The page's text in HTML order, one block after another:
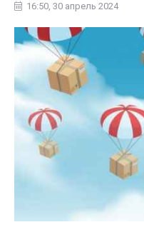
16:50, 30 апрель 2024